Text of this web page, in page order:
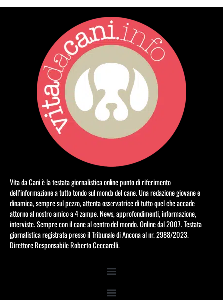
Vita da Cani è la testata giornalistica online punto di riferimento
dell’informazione a tutto tondo sul mondo del cane. Una redazione giovane e
dinamica, sempre sul pezzo, attenta osservatrice di tutto quel che accade
attorno al nostro amico a 4 zampe. News, approfondimenti, informazione,
interviste. Sempre con il cane al centro del mondo. Online dal 2007. Testata
giornalistica registrata presso il Tribunale di Ancona al nr. 2988/2023.
Direttore Responsabile Roberto Ceccarelli.